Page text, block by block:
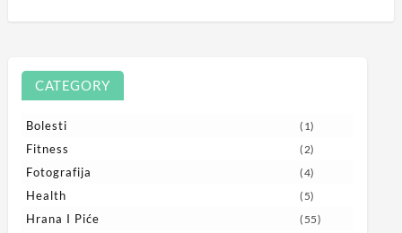
CATEGORY
Bolesti (1)
Fitness (2)
Fotografija (4)
Health (5)
Hrana I Piće (55)